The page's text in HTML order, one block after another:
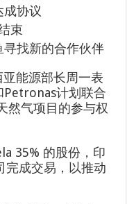
协议
束
找新的合作伙伴
能源部长周一表
计划联合
然气项目的参与权
35% 的股份，印
完成交易，以推动